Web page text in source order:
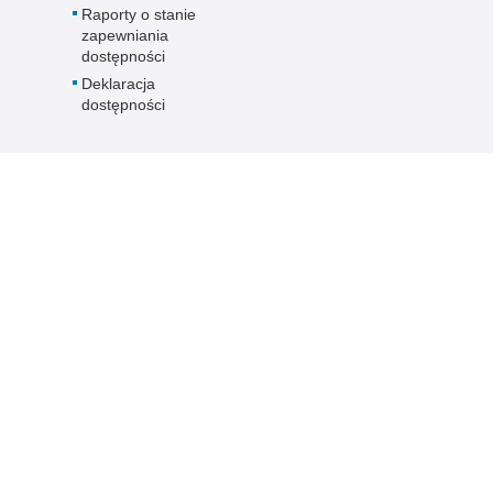
Raporty o stanie
zapewniania
dostępności
Deklaracja
dostępności